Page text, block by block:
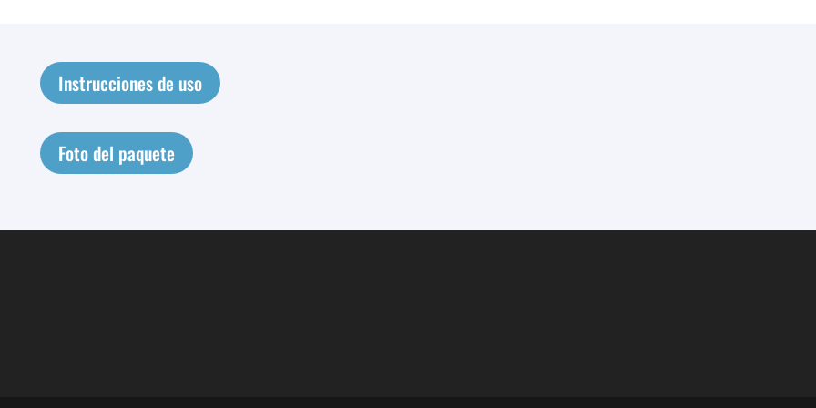
Instrucciones de uso
Foto del paquete